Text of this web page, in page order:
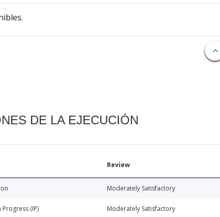
DE LA EJECUCIÓN
Review
Moderately Satisfactory
(IP) Moderately Satisfactory